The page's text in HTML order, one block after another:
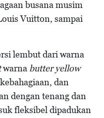
busana musim
Vuitton, sampai
lembut dari warna
warna butter yellow
dan
dengan tenang dan
fleksibel dipadukan